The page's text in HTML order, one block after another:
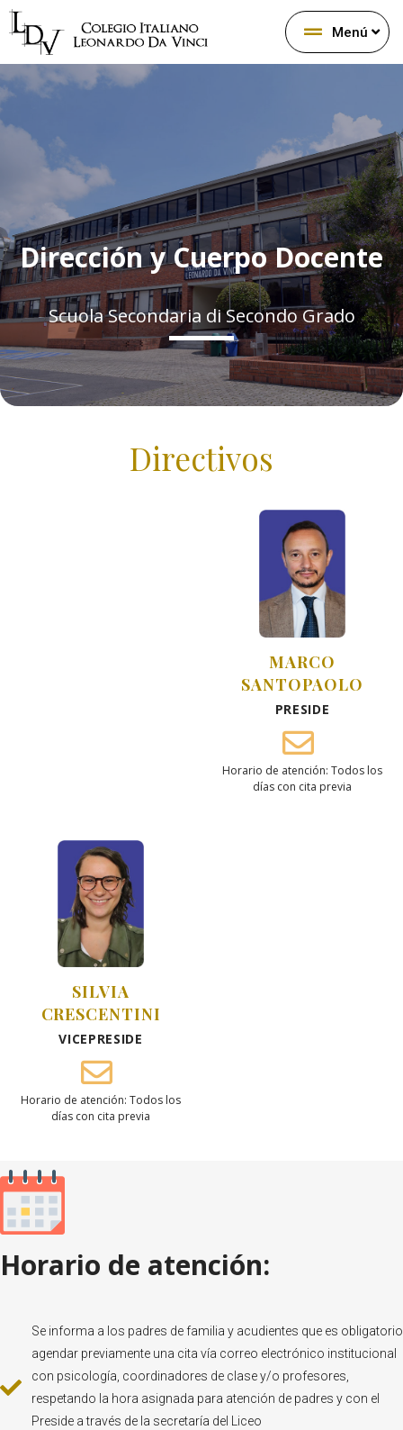
Menú
Dirección y Cuerpo Docente
Scuola Secondaria di Secondo Grado
Directivos
MARCO
SANTOPAOLO
PRESIDE
Horario de atención: Todos los
días con cita previa
SILVIA
CRESCENTINI
VICEPRESIDE
Horario de atención: Todos los
días con cita previa
Horario de atención:
Se informa a los padres de familia y acudientes que es obligatorio
agendar previamente una cita vía correo electrónico institucional
con psicología, coordinadores de clase y/o profesores,
respetando la hora asignada para atención de padres y con el
Preside a través de la secretaría del Liceo